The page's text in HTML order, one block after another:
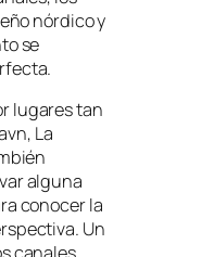
nórdico y
se
lugares tan
La
alguna
conocer la
Un